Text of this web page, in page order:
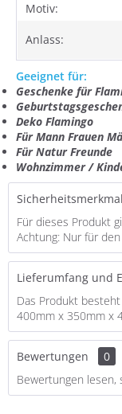
Motiv:
Anlass:
Geeignet für:
Geschenke für
Deko Flamingo
Für Mann Frauen
Für Natur Freunde
Wohnzimmer /
Für dieses Produkt
Achtung: Nur für
Lieferumfang und
Das Produkt
400mm x 350mm x
Bewertungen
0
Bewertungen lesen,